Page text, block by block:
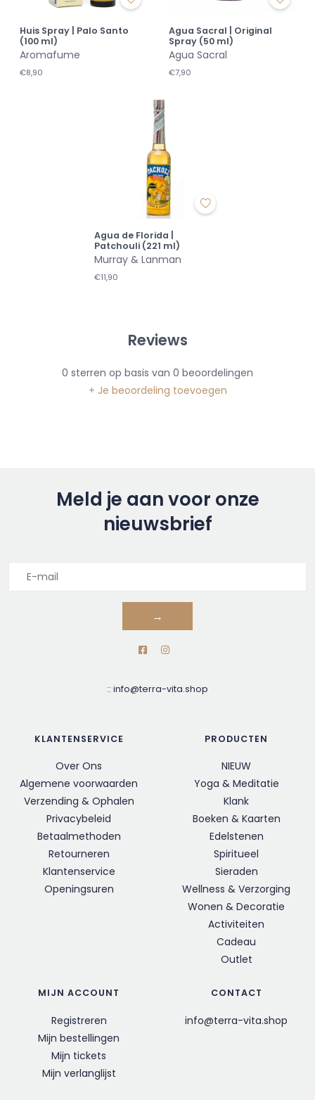
Huis Spray | Palo Santo
(100 ml)
Aromafume
€8,90
Agua Sacral | Original
Spray (50 ml)
Agua Sacral
€7,90
Agua de Florida |
Patchouli (221 ml)
Murray & Lanman
€11,90
Reviews
0 sterren op basis van 0 beoordelingen
+ Je beoordeling toevoegen
Meld je aan voor onze
nieuwsbrief
→
:: info@terra-vita.shop
KLANTENSERVICE
Over Ons
Algemene voorwaarden
Verzending & Ophalen
Privacybeleid
Betaalmethoden
Retourneren
Klantenservice
Openingsuren
PRODUCTEN
NIEUW
Yoga & Meditatie
Klank
Boeken & Kaarten
Edelstenen
Spiritueel
Sieraden
Wellness & Verzorging
Wonen & Decoratie
Activiteiten
Cadeau
Outlet
MIJN ACCOUNT
Registreren
Mijn bestellingen
Mijn tickets
Mijn verlanglijst
CONTACT
info@terra-vita.shop